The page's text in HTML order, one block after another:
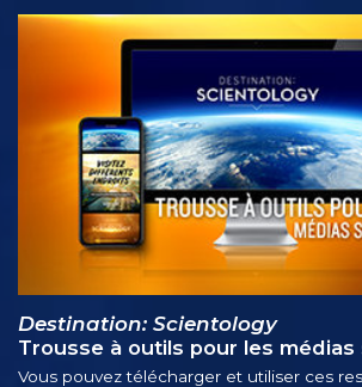
Destination: Scientology
Trousse à outils pour les médias
Vous pouvez télécharger et utiliser ces